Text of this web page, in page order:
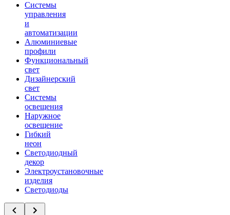
Системы
управления
и
автоматизации
Алюминиевые
профили
Функциональный
свет
Дизайнерский
свет
Системы
освещения
Наружное
освещение
Гибкий
неон
Светодиодный
декор
Электроустановочные
изделия
Светодиоды